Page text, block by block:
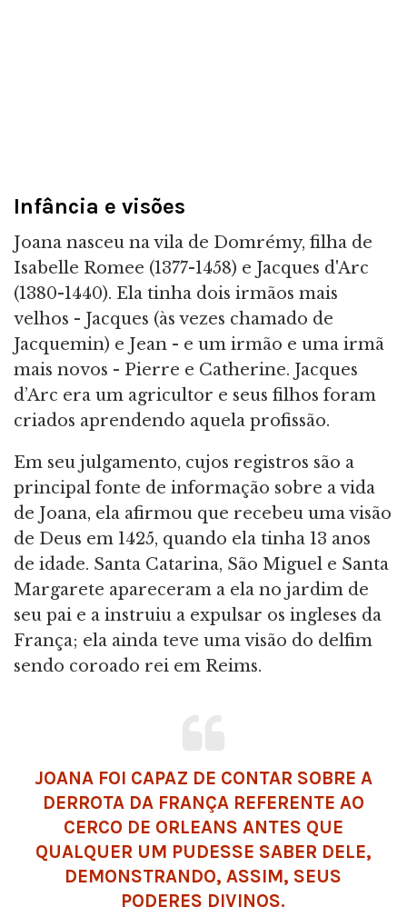
Infância e visões
Joana nasceu na vila de Domrémy, filha de
Isabelle Romee (1377-1458) e Jacques d'Arc
(1380-1440). Ela tinha dois irmãos mais
velhos - Jacques (às vezes chamado de
Jacquemin) e Jean - e um irmão e uma irmã
mais novos - Pierre e Catherine. Jacques
d’Arc era um agricultor e seus filhos foram
criados aprendendo aquela profissão.
Em seu julgamento, cujos registros são a
principal fonte de informação sobre a vida
de Joana, ela afirmou que recebeu uma visão
de Deus em 1425, quando ela tinha 13 anos
de idade. Santa Catarina, São Miguel e Santa
Margarete apareceram a ela no jardim de
seu pai e a instruiu a expulsar os ingleses da
França; ela ainda teve uma visão do delfim
sendo coroado rei em Reims.
JOANA FOI CAPAZ DE CONTAR SOBRE A
DERROTA DA FRANÇA REFERENTE AO
CERCO DE ORLEANS ANTES QUE
QUALQUER UM PUDESSE SABER DELE,
DEMONSTRANDO, ASSIM, SEUS
PODERES DIVINOS.